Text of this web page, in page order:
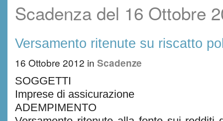
Scadenza del 16 Ottobre
Versamento ritenute su riscatto
16 Ottobre 2012 in Scadenze
SOGGETTI
Imprese di assicurazione
ADEMPIMENTO